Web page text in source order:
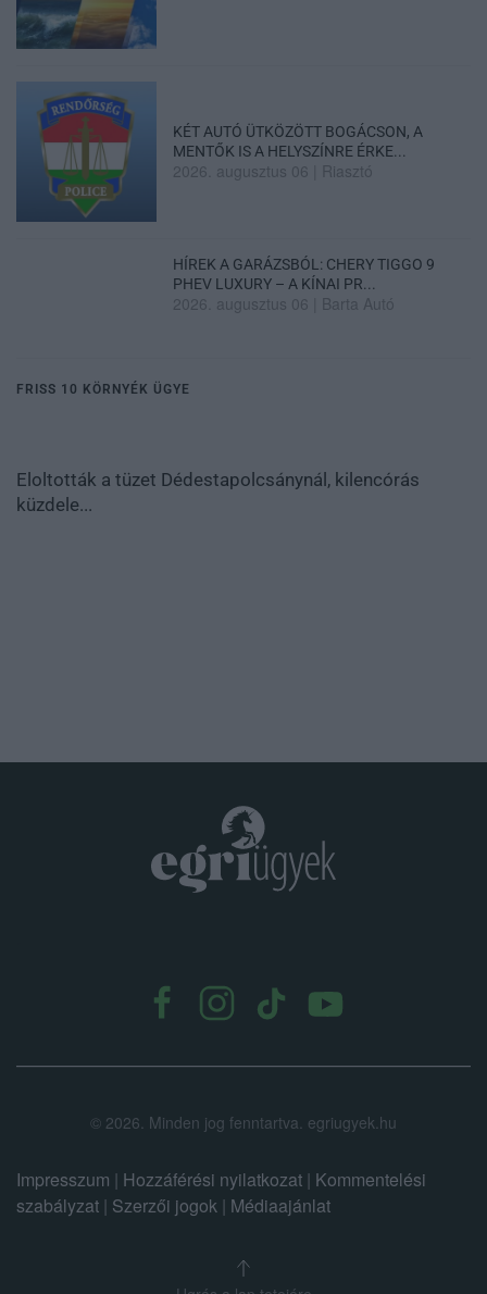
KÉT AUTÓ ÜTKÖZÖTT BOGÁCSON, A
MENTŐK IS A HELYSZÍNRE ÉRKE...
2026. augusztus 06 Riasztó
HÍREK A GARÁZSBÓL: CHERY TIGGO 9
PHEV LUXURY – A KÍNAI PR...
2026. augusztus 06 Barta Autó
FRISS 10 KÖRNYÉK ÜGYE
Eloltották a tüzet Dédestapolcsánynál, kilencórás
küzdele...
© 2026. Minden jog fenntartva. egriugyek.hu
Impresszum | Hozzáférési nyilatkozat | Kommentelési
szabályzat | Szerzői jogok | Médiaajánlat